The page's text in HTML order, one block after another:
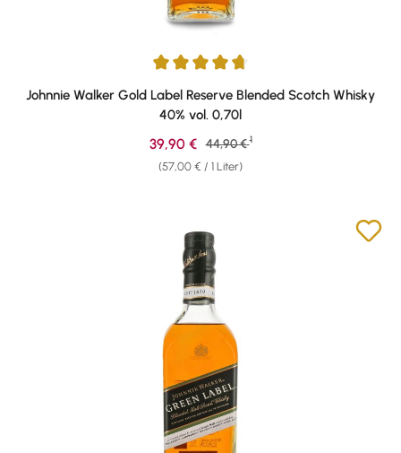
Durchschnittliche Bewertung von 4.84 von 5 Sternen
Johnnie Walker Gold Label Reserve Blended Scotch Whisky
40% vol. 0,70l
(57,00 € / 1 Liter)
Verkaufspreis:
39,90 € Regulärer Preis:
44,90 € 1